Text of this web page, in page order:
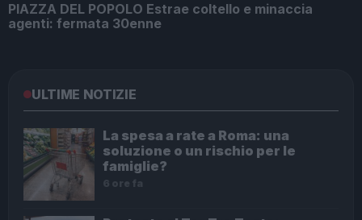
PIAZZA DEL POPOLO Estrae coltello e minaccia
agenti: fermata 30enne
ULTIME NOTIZIE
La spesa a rate a Roma: una
soluzione o un rischio per le
famiglie?
6 ore fa